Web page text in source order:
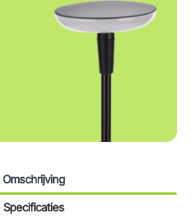
Omschrijving
Specificaties